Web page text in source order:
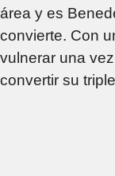
área y es
convierte. Con
vulnerar una
convertir su